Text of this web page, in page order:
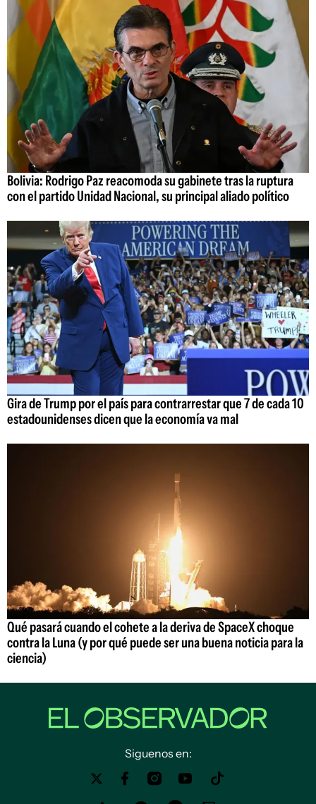
Bolivia: Rodrigo Paz reacomoda su gabinete tras la ruptura
con el partido Unidad Nacional, su principal aliado político
Gira de Trump por el país para contrarrestar que 7 de cada 10
estadounidenses dicen que la economía va mal
Qué pasará cuando el cohete a la deriva de SpaceX choque
contra la Luna (y por qué puede ser una buena noticia para la
ciencia)
Siguenos en: